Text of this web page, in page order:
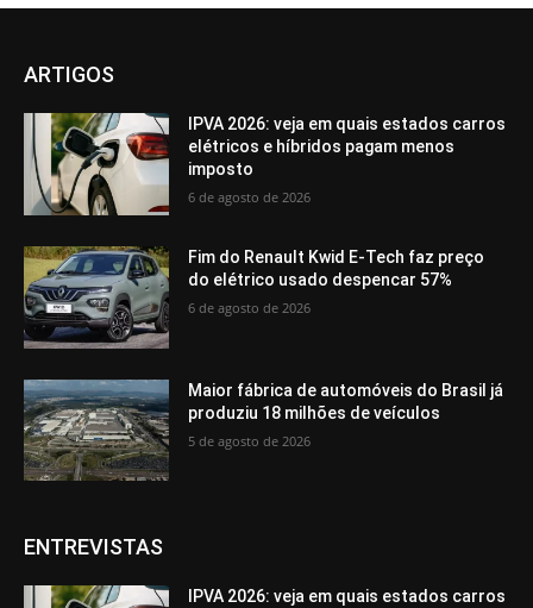
ARTIGOS
IPVA 2026: veja em quais estados carros
elétricos e híbridos pagam menos
imposto
6 de agosto de 2026
Fim do Renault Kwid E-Tech faz preço
do elétrico usado despencar 57%
6 de agosto de 2026
Maior fábrica de automóveis do Brasil já
produziu 18 milhões de veículos
5 de agosto de 2026
ENTREVISTAS
IPVA 2026: veja em quais estados carros